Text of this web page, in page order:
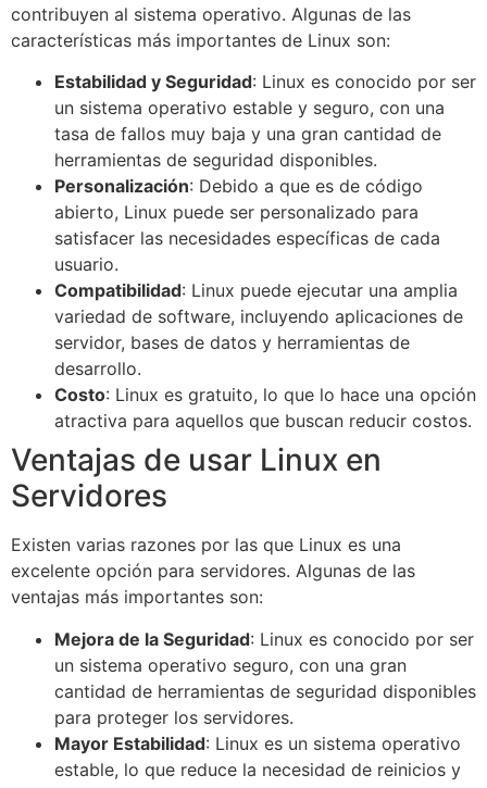
contribuyen al sistema operativo. Algunas de las
características más importantes de Linux son:
Estabilidad y Seguridad: Linux es conocido por ser
un sistema operativo estable y seguro, con una
tasa de fallos muy baja y una gran cantidad de
herramientas de seguridad disponibles.
Personalización: Debido a que es de código
abierto, Linux puede ser personalizado para
satisfacer las necesidades específicas de cada
usuario.
Compatibilidad: Linux puede ejecutar una amplia
variedad de software, incluyendo aplicaciones de
servidor, bases de datos y herramientas de
desarrollo.
Costo: Linux es gratuito, lo que lo hace una opción
atractiva para aquellos que buscan reducir costos.
Ventajas de usar Linux en
Servidores
Existen varias razones por las que Linux es una
excelente opción para servidores. Algunas de las
ventajas más importantes son:
Mejora de la Seguridad: Linux es conocido por ser
un sistema operativo seguro, con una gran
cantidad de herramientas de seguridad disponibles
para proteger los servidores.
Mayor Estabilidad: Linux es un sistema operativo
estable, lo que reduce la necesidad de reinicios y